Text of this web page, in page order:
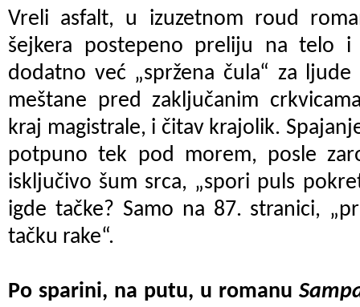
Vreli asfalt, u izuzetnom roud
šejkera postepeno preliju na telo i
dodatno već „spržena čula“ za
meštane pred zaključanim
kraj magistrale, i čitav krajolik.
potpuno tek pod morem, posle
isključivo šum srca, „spori puls
igde tačke? Samo na 87. stranici,
tačku rake“.
Po sparini, na putu, u romanu